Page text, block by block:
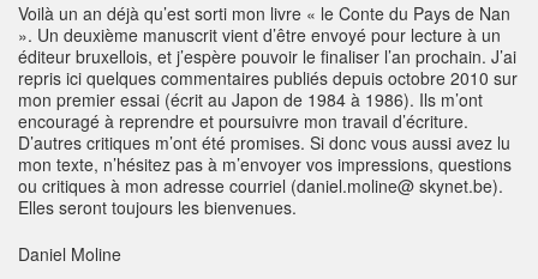
Voilà un an déjà qu’est sorti mon livre « le Conte du Pays de Nan
». Un deuxième manuscrit vient d’être envoyé pour lecture à un
éditeur bruxellois, et j’espère pouvoir le finaliser l’an prochain. J’ai
repris ici quelques commentaires publiés depuis octobre 2010 sur
mon premier essai (écrit au Japon de 1984 à 1986). Ils m’ont
encouragé à reprendre et poursuivre mon travail d’écriture.
D’autres critiques m’ont été promises. Si donc vous aussi avez lu
mon texte, n’hésitez pas à m’envoyer vos impressions, questions
ou critiques à mon adresse courriel (daniel.moline@ skynet.be).
Elles seront toujours les bienvenues.
Daniel Moline